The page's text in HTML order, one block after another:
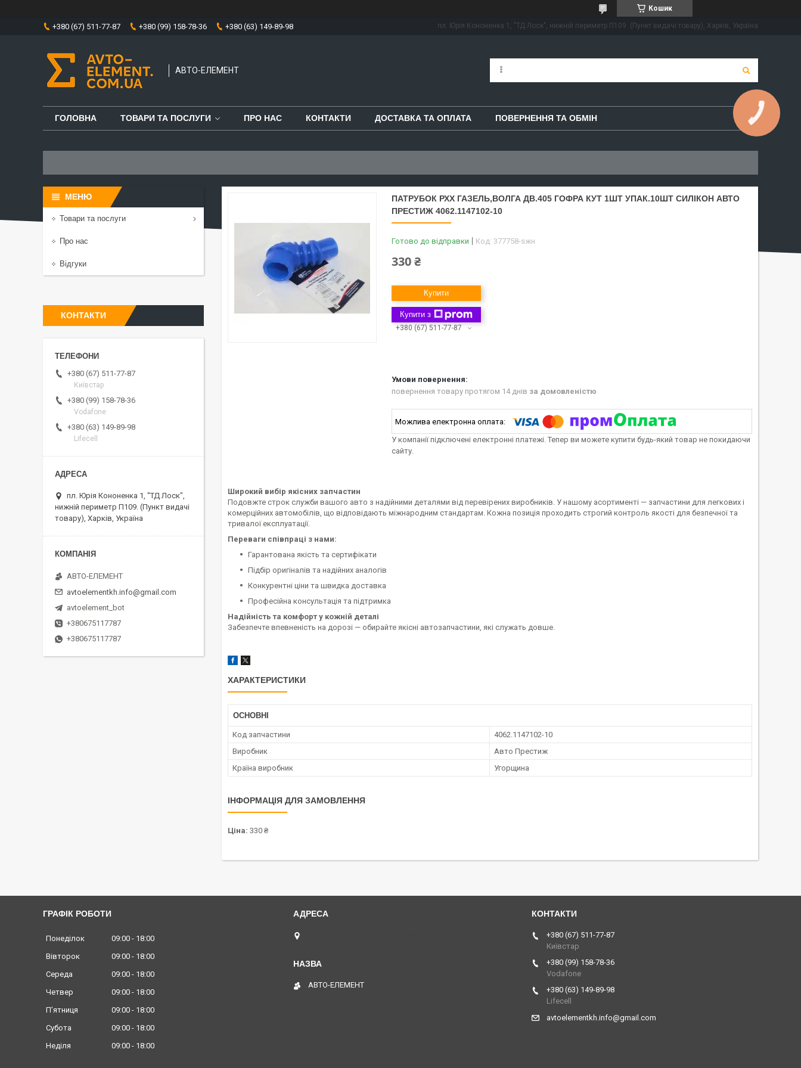
Кошик
+380 (67) 511-77-87 +380 (99) 158-78-36 +380 (63) 149-89-98 пл. Юрія Кононенка 1, "ТД Лоск", нижній периметр П109. (Пункт видачі товару), Харків, Україна
АВТО-ЕЛЕМЕНТ
ГОЛОВНА ТОВАРИ ТА ПОСЛУГИ ПРО НАС КОНТАКТИ ДОСТАВКА ТА ОПЛАТА ПОВЕРНЕННЯ ТА ОБМІН
ПАТРУБОК РХХ ГАЗЕЛЬ,ВОЛГА ДВ.405 ГОФРА КУТ 1ШТ УПАК.10ШТ СИЛIКОН АВТО
ПРЕСТИЖ 4062.1147102-10
Готово до відправки Код: 377758-sжн
330 ₴
Купити
Купити з
+380 (67) 511-77-87
повернення товару протягом 14 днів за домовленістю
У компанії підключені електронні платежі. Тепер ви можете купити будь-який товар не покидаючи
сайту.
Широкий вибір якісних запчастин
Подовжте строк служби вашого авто з надійними деталями від перевірених виробників. У нашому асортименті — запчастини для легкових і
комерційних автомобілів, що відповідають міжнародним стандартам. Кожна позиція проходить строгий контроль якості для безпечної та
тривалої експлуатації.
Переваги співпраці з нами:
Гарантована якість та сертифікати
Підбір оригіналів та надійних аналогів
Конкурентні ціни та швидка доставка
Професійна консультація та підтримка
Надійність та комфорт у кожній деталі
Забезпечте впевненість на дорозі — обирайте якісні автозапчастини, які служать довше.
ХАРАКТЕРИСТИКИ
ОСНОВНІ
Код запчастини
4062.1147102-10
Виробник
Авто Престиж
Країна виробник
Угорщина
ІНФОРМАЦІЯ ДЛЯ ЗАМОВЛЕННЯ
Ціна: 330 ₴
Товари та послуги
Про нас
Відгуки
КОНТАКТИ
+380 (67) 511-77-87
Київстар
+380 (99) 158-78-36
Vodafone
+380 (63) 149-89-98
Lifecell
пл. Юрія Кононенка 1, "ТД Лоск",
нижній периметр П109. (Пункт видачі
товару), Харків, Україна
АВТО-ЕЛЕМЕНТ
avtoelementkh.info@gmail.com
avtoelement_bot
+380675117787
+380675117787
ГРАФІК РОБОТИ
Понеділок 09:00
18:00
Вівторок
09:00
18:00
Середа
09:00
18:00
Четвер
09:00
18:00
Пʼятниця
09:00
18:00
Субота
09:00
18:00
Неділя
09:00 18:00
АВТО-ЕЛЕМЕНТ
+380 (67) 511-77-87
Київстар
+380 (99) 158-78-36
Vodafone
+380 (63) 149-89-98
Lifecell
avtoelementkh.info@gmail.com
КНОПКА
ЗВ'ЯЗКУ